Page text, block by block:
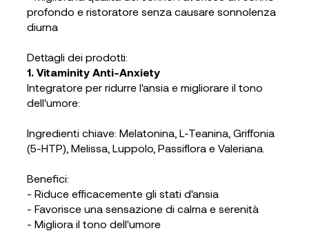
profondo e ristoratore senza causare sonnolenza
diurna
Dettagli dei prodotti:
1. Vitaminity Anti-Anxiety
Integratore per ridurre l'ansia e migliorare il tono
dell'umore:
Ingredienti chiave: Melatonina, L-Teanina, Griffonia
(5-HTP), Melissa, Luppolo, Passiflora e Valeriana.
Benefici:
- Riduce efficacemente gli stati d'ansia
- Favorisce una sensazione di calma e serenità
- Migliora il tono dell'umore